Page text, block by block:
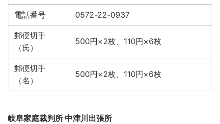
電話番号 0572-22-0937
郵便切手
（氏）
500円×2枚、110円×6枚
郵便切手
（名）
500円×2枚、110円×6枚
岐阜家庭裁判所 中津川出張所